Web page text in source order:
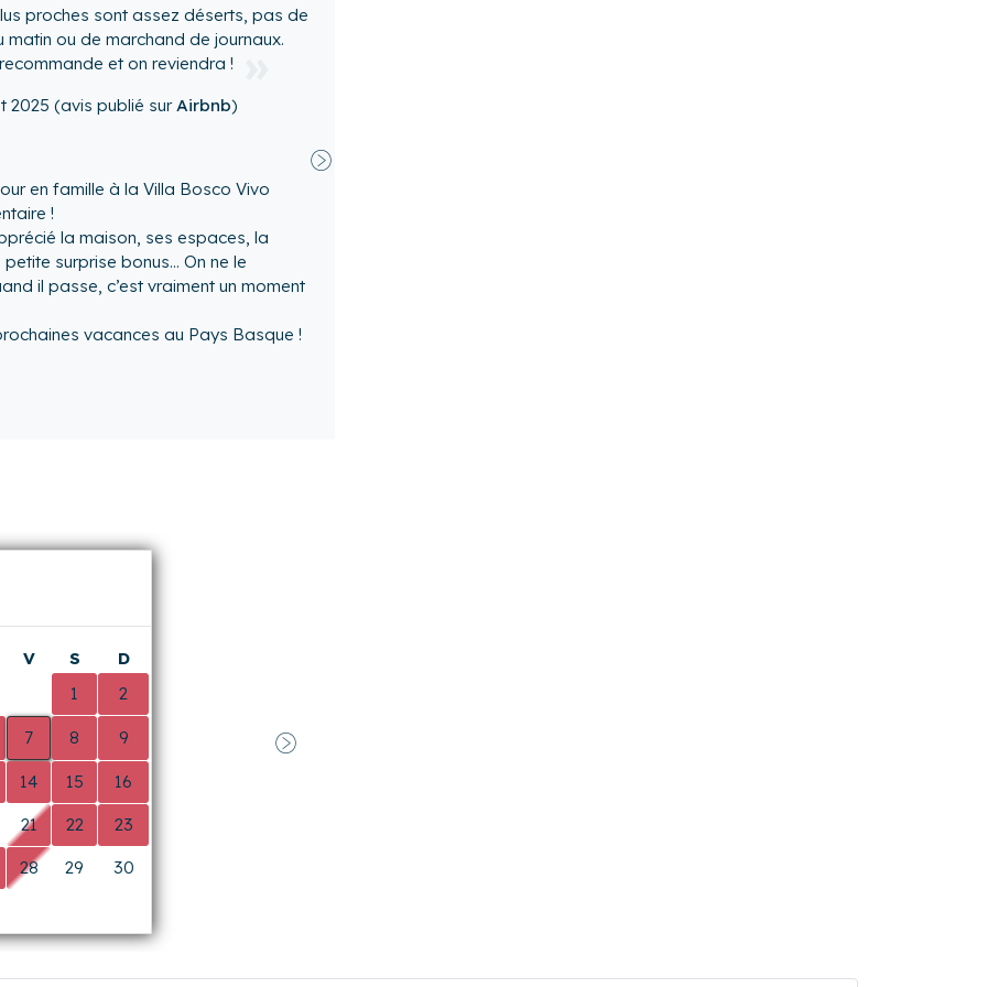
2026(avis publié surAirbnb
V S
D
28 29 30
Sur une grande sélection de logements